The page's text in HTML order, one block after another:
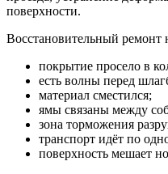
поверхности.
Восстановительный ремонт
покрытие просело в
есть волны перед
материал сместился;
ямы связаны между
зона торможения
транспорт идёт по
поверхность мешает